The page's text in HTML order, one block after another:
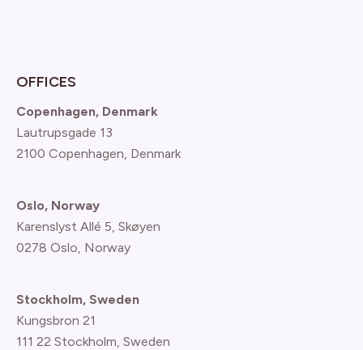
OFFICES
Copenhagen, Denmark
Lautrupsgade 13
2100 Copenhagen, Denmark
Oslo, Norway
Karenslyst Allé 5, Skøyen
0278 Oslo, Norway
Stockholm, Sweden
Kungsbron 21
111 22 Stockholm, Sweden